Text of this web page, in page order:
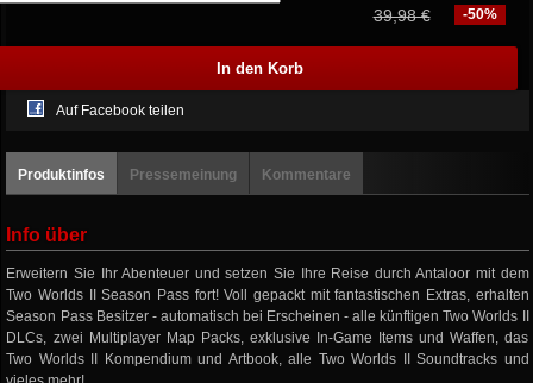
-50%
39,98 €
Auf Facebook teilen
Produktinfos Pressemeinung Kommentare
Info über
Erweitern Sie Ihr Abenteuer und setzen Sie Ihre Reise durch Antaloor mit dem
Two Worlds II Season Pass fort! Voll gepackt mit fantastischen Extras, erhalten
Season Pass Besitzer - automatisch bei Erscheinen - alle künftigen Two Worlds II
DLCs, zwei Multiplayer Map Packs, exklusive In-Game Items und Waffen, das
Two Worlds II Kompendium und Artbook, alle Two Worlds II Soundtracks und